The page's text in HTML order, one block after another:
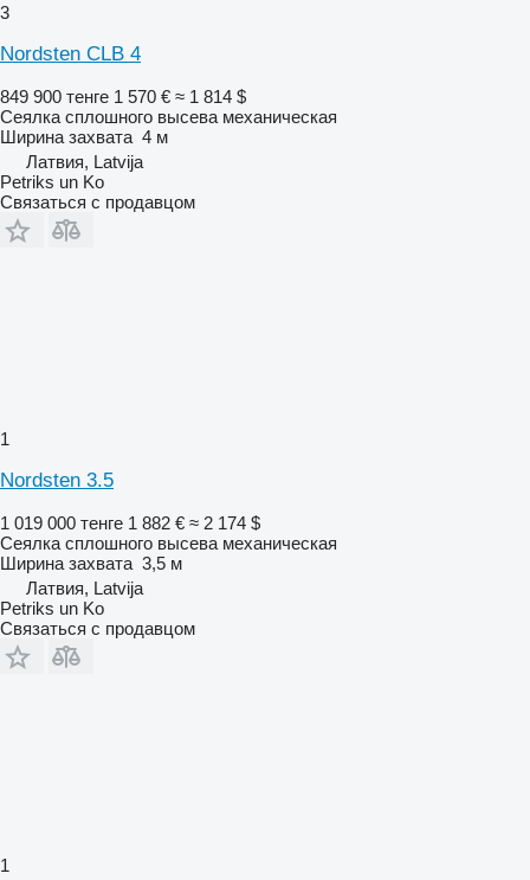
3
Nordsten CLB 4
849 900 тенге 1 570 € ≈ 1 814 $
Сеялка сплошного высева механическая
Ширина захвата 4 м
Латвия, Latvija
Petriks un Ko
Связаться с продавцом
1
Nordsten 3.5
1 019 000 тенге 1 882 € ≈ 2 174 $
Сеялка сплошного высева механическая
Ширина захвата 3,5 м
Латвия, Latvija
Petriks un Ko
Связаться с продавцом
1